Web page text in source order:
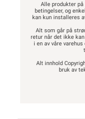
Alle produkter
betingelser, og
kan kun installeres
Alt som går på
retur når det ikke
i en av våre
Alt innhold
bruk av